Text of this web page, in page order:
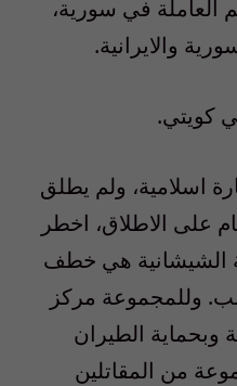
العاملة في سورية،
والايرانية.
كويتي.
اسلامية، ولم يطلق
الاطلاق، اخطر
الشيشانية هي خطف
وللمجموعة مركز
الطيران
من المقاتلين